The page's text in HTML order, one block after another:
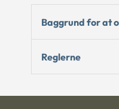
Baggrund for at
Reglerne